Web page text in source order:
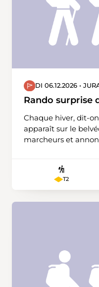
DI 06.12.2026 •
Rando surprise
Chaque hiver, dit-
apparaît sur le
marcheurs et
T2